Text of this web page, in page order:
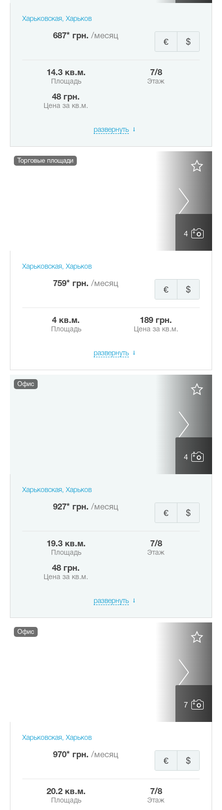
Харьковская, Харьков
687* грн. /месяц
$
€
14.3 кв.м.
Площадь
7/8
Этаж
48 грн.
Цена за кв.м.
развернуть
4
Торговые площади
Харьковская, Харьков
759* грн. /месяц
$
€
4 кв.м.
Площадь
189 грн.
Цена за кв.м.
развернуть
4
Офис
Харьковская, Харьков
927* грн. /месяц
$
€
19.3 кв.м.
Площадь
7/8
Этаж
48 грн.
Цена за кв.м.
развернуть
7
Офис
Харьковская, Харьков
970* грн. /месяц
$
€
20.2 кв.м.
Площадь
7/8
Этаж